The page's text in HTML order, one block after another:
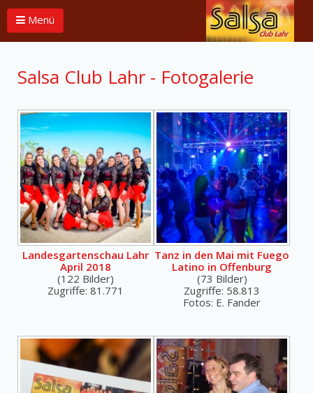
Menü
Salsa Club Lahr - Fotogalerie
Landesgartenschau Lahr
April 2018
(122 Bilder)
Zugriffe: 81.771
Tanz in den Mai mit Fuego
Latino in Offenburg
(73 Bilder)
Zugriffe: 58.813
Fotos: E. Fander